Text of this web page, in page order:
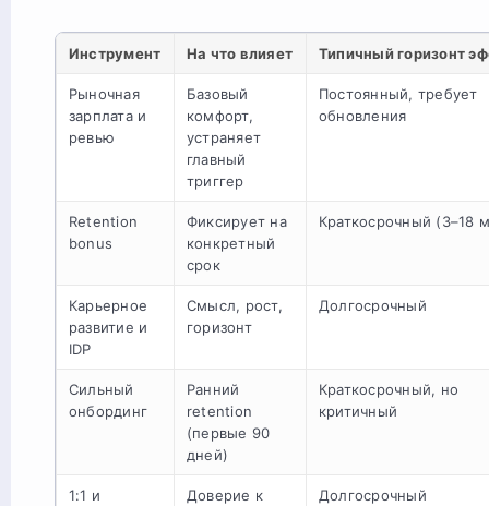
Инструмент На что влияет Типичный горизонт
Рыночная
зарплата и
ревью
Базовый
комфорт,
устраняет
главный
триггер
Постоянный, требует
обновления
Retention
bonus
Фиксирует на
конкретный
срок
Краткосрочный (3–18
Карьерное
развитие и
IDP
Смысл, рост,
горизонт
Долгосрочный
Сильный
онбординг
Ранний
retention
(первые 90
дней)
Краткосрочный, но
критичный
1:1 и
Доверие к
Долгосрочный